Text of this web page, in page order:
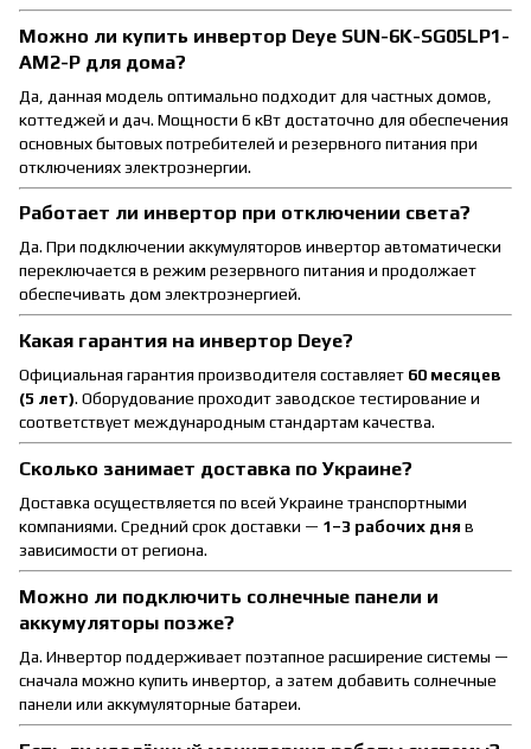
Можно ли купить инвертор Deye SUN-6K-SG05LP1-
AM2-P для дома?
Да, данная модель оптимально подходит для частных домов,
коттеджей и дач. Мощности 6 кВт достаточно для обеспечения
основных бытовых потребителей и резервного питания при
отключениях электроэнергии.
Работает ли инвертор при отключении света?
Да. При подключении аккумуляторов инвертор автоматически
переключается в режим резервного питания и продолжает
обеспечивать дом электроэнергией.
Какая гарантия на инвертор Deye?
Официальная гарантия производителя составляет 60 месяцев
(5 лет). Оборудование проходит заводское тестирование и
соответствует международным стандартам качества.
Сколько занимает доставка по Украине?
Доставка осуществляется по всей Украине транспортными
компаниями. Средний срок доставки — 1–3 рабочих дня в
зависимости от региона.
Можно ли подключить солнечные панели и
аккумуляторы позже?
Да. Инвертор поддерживает поэтапное расширение системы —
сначала можно купить инвертор, а затем добавить солнечные
панели или аккумуляторные батареи.